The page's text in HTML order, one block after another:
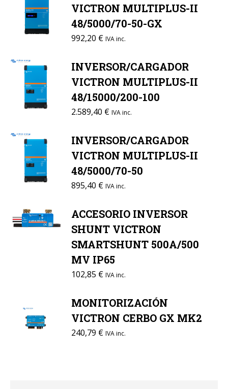
VICTRON MULTIPLUS-II
48/5000/70-50-GX
992,20 € IVA inc.
INVERSOR/CARGADOR
VICTRON MULTIPLUS-II
48/15000/200-100
2.589,40 € IVA inc.
INVERSOR/CARGADOR
VICTRON MULTIPLUS-II
48/5000/70-50
895,40 € IVA inc.
ACCESORIO INVERSOR
SHUNT VICTRON
SMARTSHUNT 500A/500
MV IP65
102,85 € IVA inc.
MONITORIZACIÓN
VICTRON CERBO GX MK2
240,79 € IVA inc.